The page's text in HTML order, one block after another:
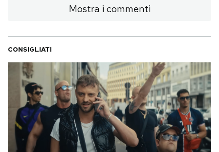
Mostra i commenti
CONSIGLIATI